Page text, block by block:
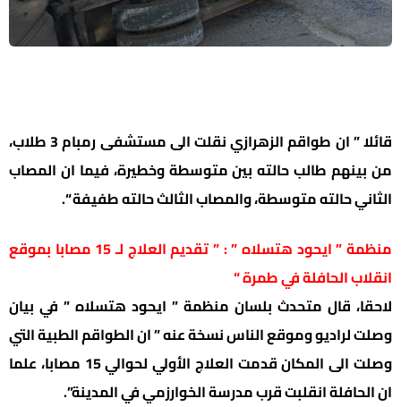
قائلا ” ان طواقم الزهرازي نقلت الى مستشفى رمبام 3 طلاب،
من بينهم طالب حالته بين متوسطة وخطيرة، فيما ان المصاب
الثاني حالته متوسطة، والمصاب الثالث حالته طفيفة “.
منظمة ” ايحود هتسلاه ” : ” تقديم العلاج لـ 15 مصابا بموقع
انقلاب الحافلة في طمرة “
لاحقا، قال متحدث بلسان منظمة ” ايحود هتسلاه ” في بيان
وصلت لراديو وموقع الناس نسخة عنه ” ان الطواقم الطبية التي
وصلت الى المكان قدمت العلاج الأولي لحوالي 15 مصابا، علما
ان الحافلة انقلبت قرب مدرسة الخوارزمي في المدينة”.